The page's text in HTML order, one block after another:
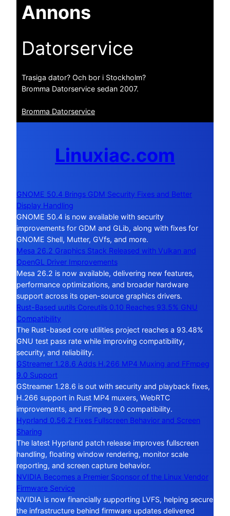
Annons
Datorservice
Trasiga dator? Och bor i Stockholm?
Bromma Datorservice sedan 2007.
Bromma Datorservice
Linuxiac.com
GNOME 50.4 Brings GDM Security Fixes and Better
Display Handling
GNOME 50.4 is now available with security
improvements for GDM and GLib, along with fixes for
GNOME Shell, Mutter, GVfs, and more.
Mesa 26.2 Graphics Stack Released with Vulkan and
OpenGL Driver Improvements
Mesa 26.2 is now available, delivering new features,
performance optimizations, and broader hardware
support across its open-source graphics drivers.
Rust-Based uutils Coreutils 0.10 Reaches 93.5% GNU
Compatibility
The Rust-based core utilities project reaches a 93.48%
GNU test pass rate while improving compatibility,
security, and reliability.
GStreamer 1.28.6 Adds H.266 MP4 Muxing and FFmpeg
9.0 Support
GStreamer 1.28.6 is out with security and playback fixes,
H.266 support in Rust MP4 muxers, WebRTC
improvements, and FFmpeg 9.0 compatibility.
Hyprland 0.56.2 Fixes Fullscreen Behavior and Screen
Sharing
The latest Hyprland patch release improves fullscreen
handling, floating window rendering, monitor scale
reporting, and screen capture behavior.
NVIDIA Becomes a Premier Sponsor of the Linux Vendor
Firmware Service
NVIDIA is now financially supporting LVFS, helping secure
the infrastructure behind firmware updates delivered